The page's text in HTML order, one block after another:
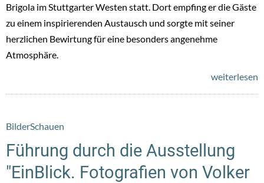
Brigola im Stuttgarter Westen statt. Dort empfing er die Gäste
zu einem inspirierenden Austausch und sorgte mit seiner
herzlichen Bewirtung für eine besonders angenehme
Atmosphäre.
weiterlesen
BilderSchauen
Führung durch die Ausstellung
"EinBlick. Fotografien von Volker